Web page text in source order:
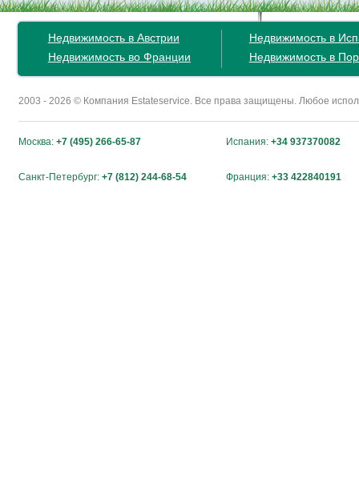
Недвижимость в Австрии
Недвижимость во Франции
Недвижимость в
Недвижимость в
2003 - 2026 © Компания Estateservice. Все права защищены. Любое
Москва: +7 (495) 266-65-87 Испания: +34 937370082
Санкт-Петербург: +7 (812) 244-68-54 Франция: +33 422840191